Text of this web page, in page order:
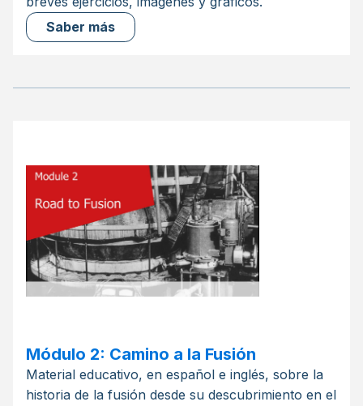
Saber más
Módulo 2: Camino a la Fusión
Material educativo, en español e inglés, sobre la
historia de la fusión desde su descubrimiento en el